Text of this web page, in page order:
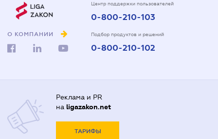
О КОМПАНИИ
Центр поддержки пользователей
0-800-210-103
Подбор продуктов и решений
0-800-210-102
Реклама и PR
на ligazakon.net
ТАРИФЫ